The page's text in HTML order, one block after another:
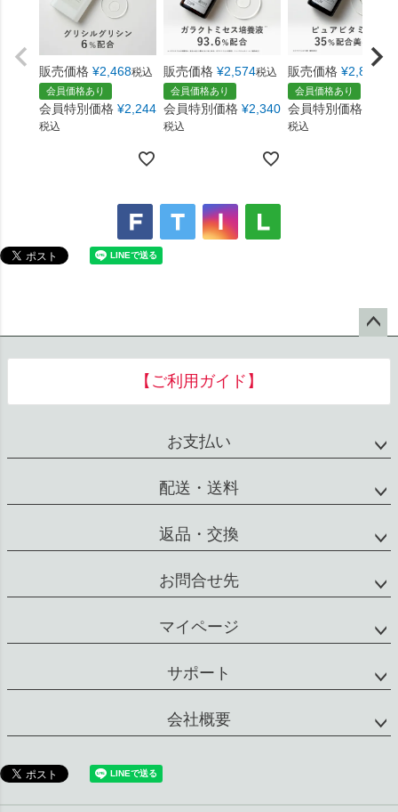
販売価格 2,468
会員価格あり
会員特別価格 ¥2,244
税込
販売価格 ¥ 2,574税込
会員価格あり
税込
販売価格 ¥2,869
会員価格あり
税込
ジト
お支払い
配送・送料
返品・交換
お問合せ先
マイページ
サポート
会社概要
特定商取引法に基づく表示